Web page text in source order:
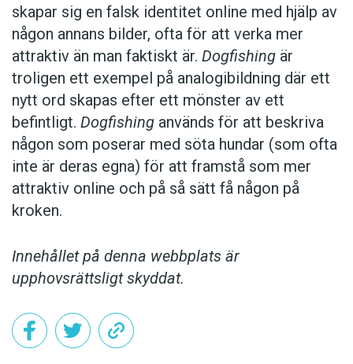
skapar sig en falsk identitet online med hjälp av
någon annans bilder, ofta för att verka mer
attraktiv än man faktiskt är. Dogfishing är
troligen ett exempel på analogibildning där ett
nytt ord skapas efter ett mönster av ett
befintligt. Dogfishing används för att beskriva
någon som poserar med söta hundar (som ofta
inte är deras egna) för att framstå som mer
attraktiv online och på så sätt få någon på
kroken.
Innehållet på denna webbplats är
upphovsrättsligt skyddat.